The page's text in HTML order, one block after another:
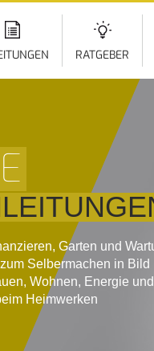
RATGEBER
Garten und
Selbermachen in Bild
Wohnen, Energie
Heimwerken